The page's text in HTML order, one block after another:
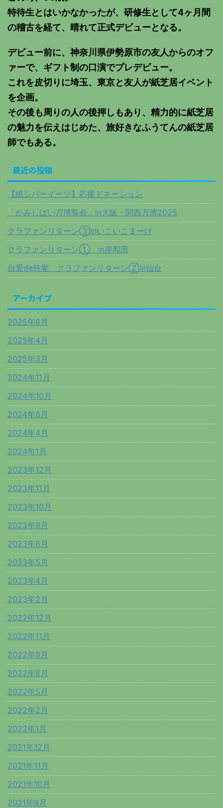
特待生とはいかなかったが、研修生として4ヶ月間
の稽古を経て、晴れて正式デビューとなる。
デビュー前に、神奈川県伊勢原市の友人からのオフ
ァーで、ギフト制の口演でプレデビュー。
これを皮切りに埼玉、東京と友人が紙芝居イベント
を企画。
その後も周りの人の後押しもあり、精力的に紙芝居
の魅力を伝えはじめた、旅好きなふうてんの紙芝居
師でもある。
最近の投稿
【紙シバーイーツ】応援ドネーション
「かみしばい万博覧会」in大阪・関西万博2025
クラファンリターン③inいこいこまーけ
クラファンリターン① in岸和田
自愛de慈愛 クラファンリターン②in仙台
アーカイブ
2025年6月
2025年4月
2025年3月
2024年11月
2024年10月
2024年8月
2024年4月
2024年1月
2023年12月
2023年11月
2023年10月
2023年9月
2023年6月
2023年5月
2023年4月
2023年2月
2022年12月
2022年11月
2022年9月
2022年6月
2022年5月
2022年2月
2022年1月
2021年12月
2021年11月
2021年10月
2021年9月